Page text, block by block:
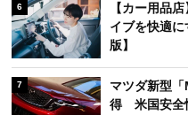
6
【カー用品
イブを快適
版】
7
マツダ新型
得 米国安全